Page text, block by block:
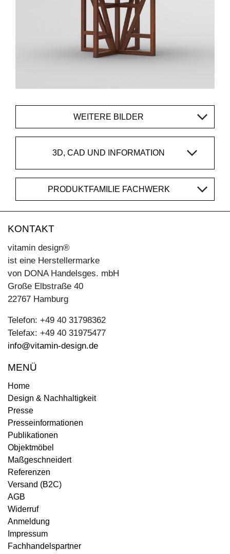
WEITERE BILDER
3D, CAD UND INFORMATION
PRODUKTFAMILIE FACHWERK
KONTAKT
vitamin design®
ist eine Herstellermarke
von DONA Handelsges. mbH
Große Elbstraße 40
22767 Hamburg
Telefon: +49 40 31798362
Telefax: +49 40 31975477
info@vitamin-design.de
MENÜ
Home
Design & Nachhaltigkeit
Presse
Presseinformationen
Publikationen
Objektmöbel
Maßgeschneidert
Referenzen
Versand (B2C)
AGB
Widerruf
Anmeldung
Impressum
Fachhandelspartner